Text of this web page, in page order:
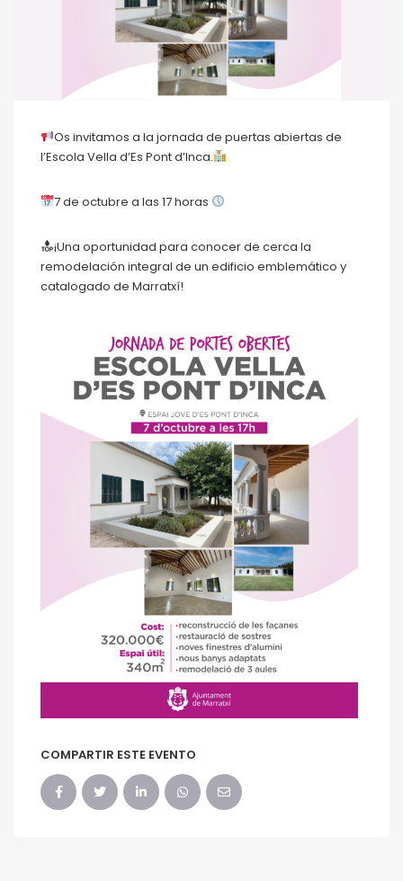
Os invitamos a la jornada de puertas abiertas de
l’Escola Vella d’Es Pont d’Inca.
7 de octubre a las 17 horas
¡Una oportunidad para conocer de cerca la
remodelación integral de un edificio emblemático y
catalogado de Marratxí!
COMPARTIR ESTE EVENTO